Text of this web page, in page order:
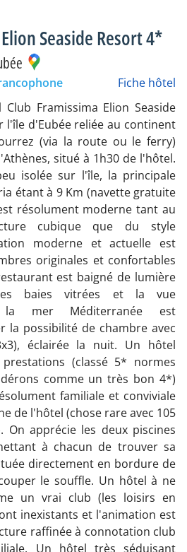
Seaside Resort 4*
Fiche hôtel
Club Framissima Elion Seaside
l'île d'Eubée reliée au continent
(via la route ou le ferry)
situé à 1h30 de l'hôtel.
isolée sur l'île, la principale
étant à 9 Km (navette gratuite
résolument moderne tant au
cubique que du style
moderne et actuelle est
originales et confortables
est baigné de lumière
baies vitrées et la vue
la mer Méditerranée est
la possibilité de chambre avec
éclairée la nuit. Un hôtel
(classé 5* normes
comme un très bon 4*)
familiale et conviviale
de l'hôtel (chose rare avec 105
On apprécie les deux piscines
à chacun de trouver sa
directement en bordure de
le souffle. Un hôtel à ne
un vrai club (les loisirs en
inexistants et l'animation est
raffinée à connotation club
Un hôtel très séduisant